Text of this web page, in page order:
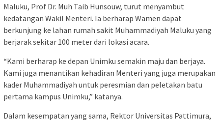
Maluku, Prof Dr. Muh Taib Hunsouw, turut menyambut
kedatangan Wakil Menteri. Ia berharap Wamen dapat
berkunjung ke lahan rumah sakit Muhammadiyah Maluku yang
berjarak sekitar 100 meter dari lokasi acara.
“Kami berharap ke depan Unimku semakin maju dan berjaya.
Kami juga menantikan kehadiran Menteri yang juga merupakan
kader Muhammadiyah untuk peresmian dan peletakan batu
pertama kampus Unimku,” katanya.
Dalam kesempatan yang sama, Rektor Universitas Pattimura,